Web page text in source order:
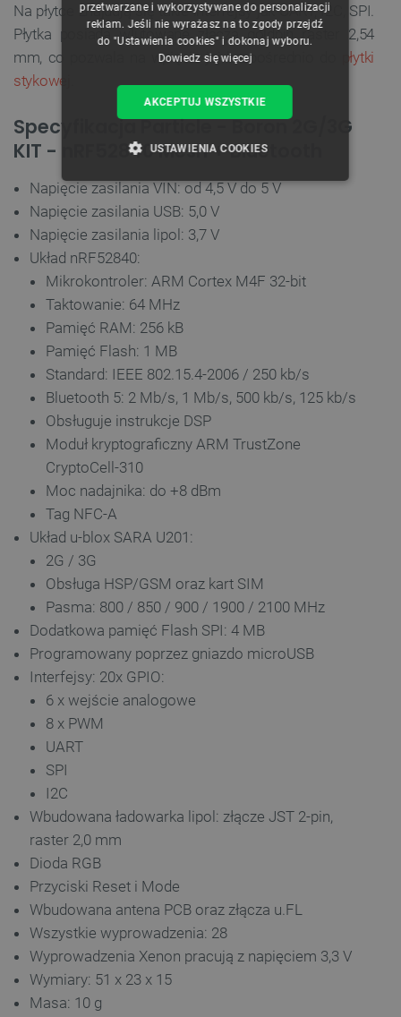
Na płytce znajdują się takie interfejsy jak UART, I2C, SPI.
Płytka posiada wlutowane złącza goldpin raster 2,54
mm, co pozwala na wpięcie jej bezpośrednio do
płytki
stykowej
Specyfikacja Particle - Boron 2G/3G
KIT - nRF52840 Mesh + Bluetooth
Napięcie zasilania VIN: od 4,5 V do 5 V
Napięcie zasilania USB: 5,0 V
Napięcie zasilania lipol: 3,7 V
Układ nRF52840:
Mikrokontroler: ARM Cortex M4F 32-bit
Taktowanie: 64 MHz
Pamięć RAM: 256 kB
Pamięć Flash: 1 MB
Standard: IEEE 802.15.4-2006 / 250 kb/s
Bluetooth 5: 2 Mb/s, 1 Mb/s, 500 kb/s, 125 kb/s
Obsługuje instrukcje DSP
Moduł kryptograficzny ARM TrustZone
CryptoCell-310
Moc nadajnika: do +8 dBm
Tag NFC-A
Układ u-blox SARA U201:
2G / 3G
Obsługa HSP/GSM oraz kart SIM
Pasma: 800 / 850 / 900 / 1900 / 2100 MHz
Dodatkowa pamięć Flash SPI: 4 MB
Programowany poprzez gniazdo microUSB
Interfejsy: 20x GPIO:
6 x wejście analogowe
8 x PWM
UART
SPI
I2C
Wbudowana ładowarka lipol: złącze JST 2-pin,
raster 2,0 mm
Dioda RGB
Przyciski Reset i Mode
Wbudowana antena PCB oraz złącza u.FL
Wszystkie wyprowadzenia: 28
Wyprowadzenia Xenon pracują z napięciem 3,3 V
Wymiary: 51 x 23 x 15
Masa: 10 g
przetwarzane i wykorzystywane do personalizacji
reklam. Jeśli nie wyrażasz na to zgody przejdź
do "Ustawienia cookies" i dokonaj wyboru.
Dowiedz się więcej
AKCEPTUJ WSZYSTKIE
USTAWIENIA COOKIES
NIEZBĘDNE WYDAJNOŚĆ
TARGETOWANIE
FUNKCJONALNOŚĆ
Niezbędne Wydajność
Funkcjonalność
Niezbędne pliki cookie umożliwiają korzystanie z
podstawowych funkcji strony internetowej, takich
jak logowanie użytkownika i zarządzanie kontem.
prawidłowo korzystać ze strony internetowej.
Nazwa
PrestaShop-[abcdef0123456789]{32}
_lb .botland.com.pl